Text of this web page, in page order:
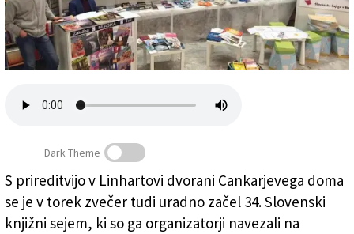
Zadruga PD
Naročnine
Stojnica Slovenska knjiga v Italiji, na kateri se
predstavljata Mladika in ZTT
Dark Theme
S prireditvijo v Linhartovi dvorani Cankarjevega doma
se je v torek zvečer tudi uradno začel 34. Slovenski
knjižni sejem, ki so ga organizatorji navezali na